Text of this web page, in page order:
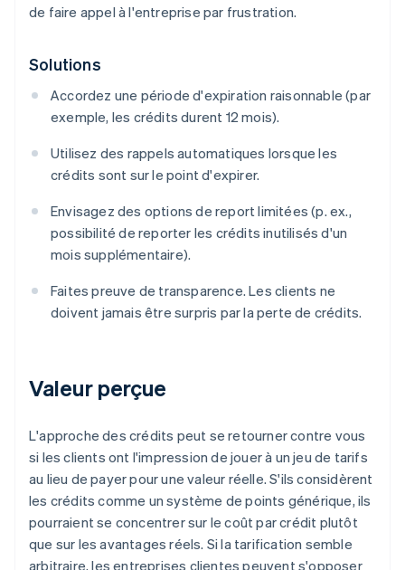
de faire appel à l'entreprise par frustration.
Solutions
Accordez une période d'expiration raisonnable (par
exemple, les crédits durent 12 mois).
Utilisez des rappels automatiques lorsque les
crédits sont sur le point d'expirer.
Envisagez des options de report limitées (p. ex.,
possibilité de reporter les crédits inutilisés d'un
mois supplémentaire).
Faites preuve de transparence. Les clients ne
doivent jamais être surpris par la perte de crédits.
Valeur perçue
L'approche des crédits peut se retourner contre vous
si les clients ont l'impression de jouer à un jeu de tarifs
au lieu de payer pour une valeur réelle. S'ils considèrent
les crédits comme un système de points générique, ils
pourraient se concentrer sur le coût par crédit plutôt
que sur les avantages réels. Si la tarification semble
arbitraire, les entreprises clientes peuvent s'opposer